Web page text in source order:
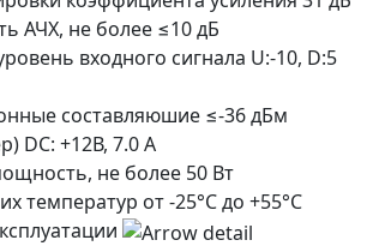
АЧХ, не более ≤10 дБ
входного сигнала U:-10, D:5
составляюшие ≤-36 дБм
DC: +12В, 7.0 А
не более 50 Вт
температур от -25°С до +55°С